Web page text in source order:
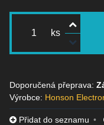
ks
Výrobce: Honson
Přidat do seznamu